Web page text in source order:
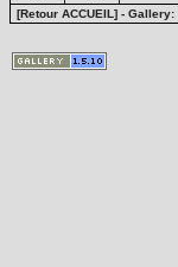
[Retour ACCUEIL] - Gallery: